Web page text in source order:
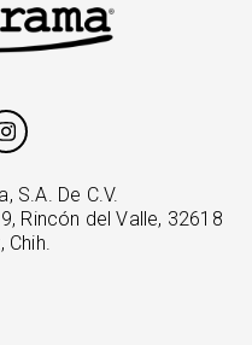
S.A. De C.V.
Rincón del Valle, 32618
Chih.